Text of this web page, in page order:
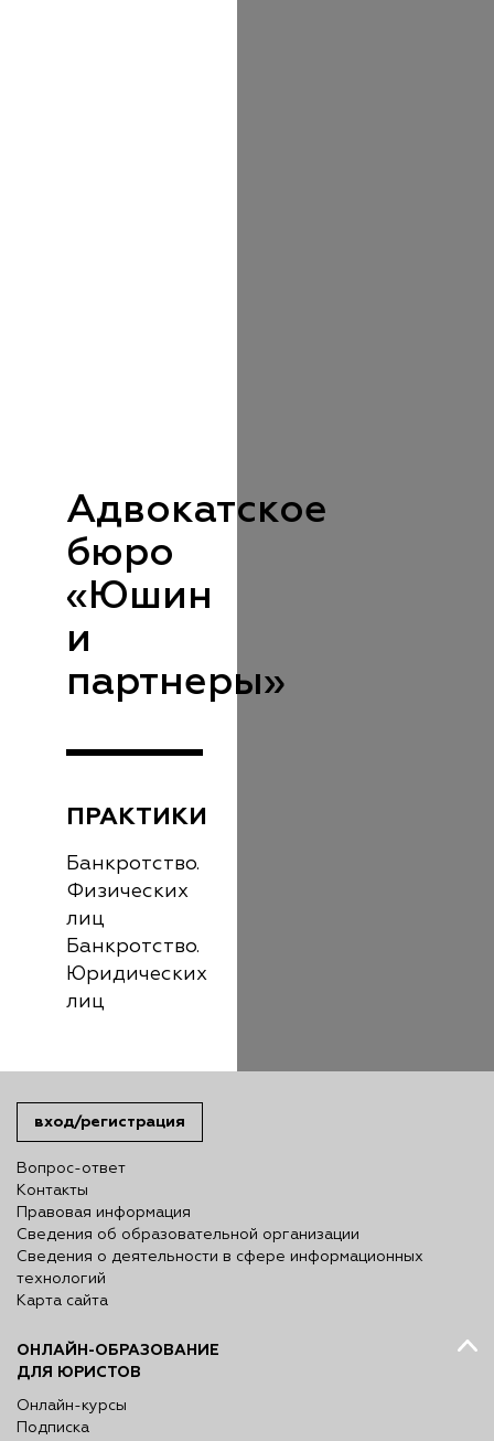
Адвокатское
бюро
«Юшин
и
партнеры»
ПРАКТИКИ
Банкротство.
Физических
лиц
Банкротство.
Юридических
лиц
вход/регистрация
Вопрос-ответ
Контакты
Правовая информация
Сведения об образовательной организации
Сведения о деятельности в сфере информационных
технологий
Карта сайта
ОНЛАЙН-ОБРАЗОВАНИЕ
ДЛЯ ЮРИСТОВ
Онлайн-курсы
Подписка